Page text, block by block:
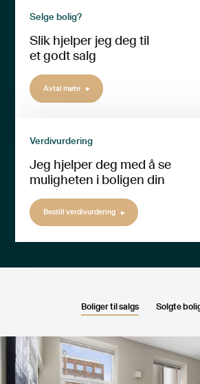
Selge bolig?
Slik hjelper jeg deg til
et godt salg
Avtal møte
Verdivurdering
Jeg hjelper deg med å se
muligheten i boligen din
Bestill verdivurdering
Boliger til salgs Solgte